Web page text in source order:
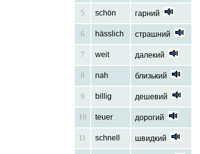
5 schön гарний
6 hässlich страшний
7 weit далекий
8 nah близький
9 billig дешевий
10 teuer дорогий
11 schnell швидкий